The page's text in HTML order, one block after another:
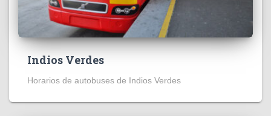
Indios Verdes
Horarios de autobuses de Indios Verdes